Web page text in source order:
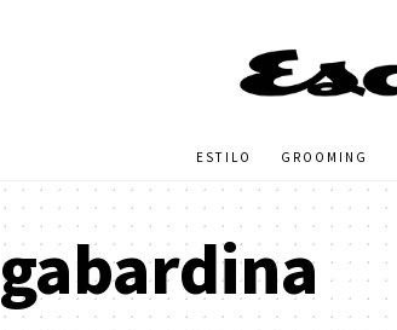
ESTILO GROOMING
gabardina